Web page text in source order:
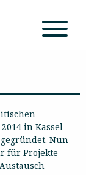
in Kassel
Nun
für Projekte